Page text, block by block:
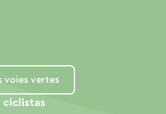
voies vertes
ciclistas